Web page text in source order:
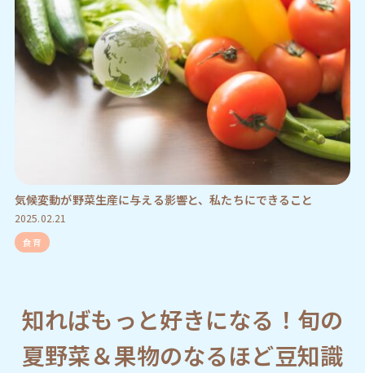
気候変動が野菜生産に与える影響と、私たちにできること
2025.02.21
食育
知ればもっと好きになる！旬の
夏野菜＆果物のなるほど豆知識